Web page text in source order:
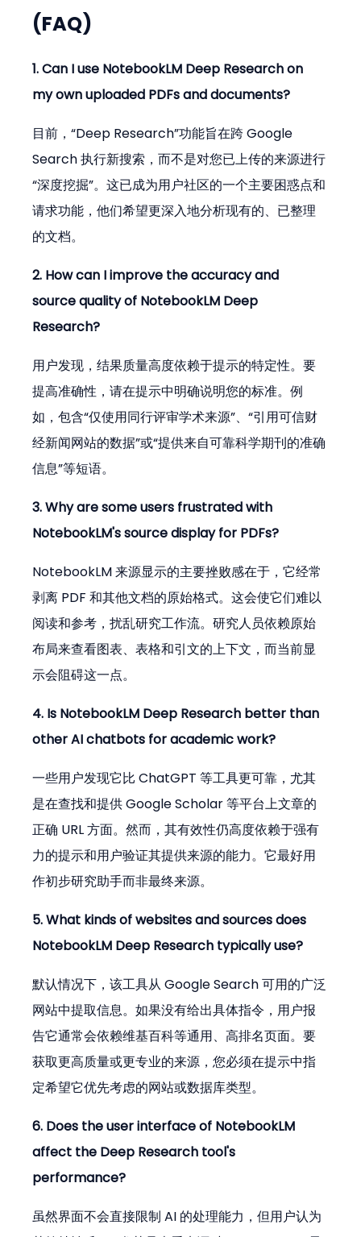
(FAQ)
1. Can I use NotebookLM Deep Research on
my own uploaded PDFs and documents?
目前，“Deep Research”功能旨在跨 Google
Search 执行新搜索，而不是对您已上传的来源进行
“深度挖掘”。这已成为用户社区的一个主要困惑点和
请求功能，他们希望更深入地分析现有的、已整理
的文档。
2. How can I improve the accuracy and
source quality of NotebookLM Deep
Research?
用户发现，结果质量高度依赖于提示的特定性。要
提高准确性，请在提示中明确说明您的标准。例
如，包含“仅使用同行评审学术来源”、“引用可信财
经新闻网站的数据”或“提供来自可靠科学期刊的准确
信息”等短语。
3. Why are some users frustrated with
NotebookLM's source display for PDFs?
NotebookLM 来源显示的主要挫败感在于，它经常
剥离 PDF 和其他文档的原始格式。这会使它们难以
阅读和参考，扰乱研究工作流。研究人员依赖原始
布局来查看图表、表格和引文的上下文，而当前显
示会阻碍这一点。
4. Is NotebookLM Deep Research better than
other AI chatbots for academic work?
一些用户发现它比 ChatGPT 等工具更可靠，尤其
是在查找和提供 Google Scholar 等平台上文章的
正确 URL 方面。然而，其有效性仍高度依赖于强有
力的提示和用户验证其提供来源的能力。它最好用
作初步研究助手而非最终来源。
5. What kinds of websites and sources does
NotebookLM Deep Research typically use?
默认情况下，该工具从 Google Search 可用的广泛
网站中提取信息。如果没有给出具体指令，用户报
告它通常会依赖维基百科等通用、高排名页面。要
获取更高质量或更专业的来源，您必须在提示中指
定希望它优先考虑的网站或数据库类型。
6. Does the user interface of NotebookLM
affect the Deep Research tool's
performance?
虽然界面不会直接限制 AI 的处理能力，但用户认为